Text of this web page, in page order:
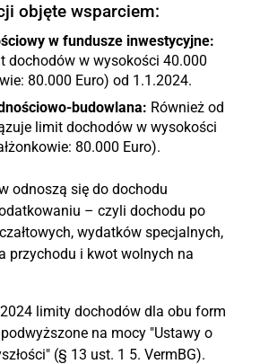
objęte wsparciem:
w fundusze inwestycyjne:
dochodów w wysokości 40.000
80.000 Euro) od 1.1.2024.
budowlana: Również od
limit dochodów w wysokości
80.000 Euro).
odnoszą się do dochodu
– czyli dochodu po
wydatków specjalnych,
przychodu i kwot wolnych na
limity dochodów dla obu form
na mocy "Ustawy o
(§ 13 ust. 1 5. VermBG).